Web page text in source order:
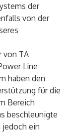
der
von der
von TA
Line
haben den
für die
Bereich
beschleunigte
jedoch ein